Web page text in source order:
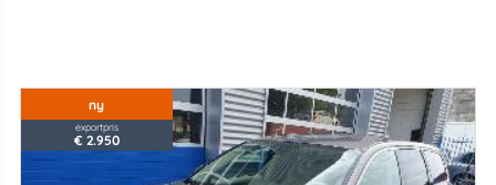
ny
exportpris
€ 2.950